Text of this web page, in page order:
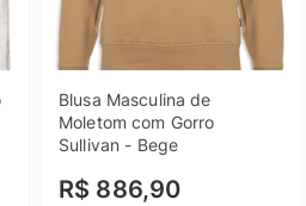
Blusa Masculina de
Moletom com Gorro
Sullivan - Bege
R$ 886,90